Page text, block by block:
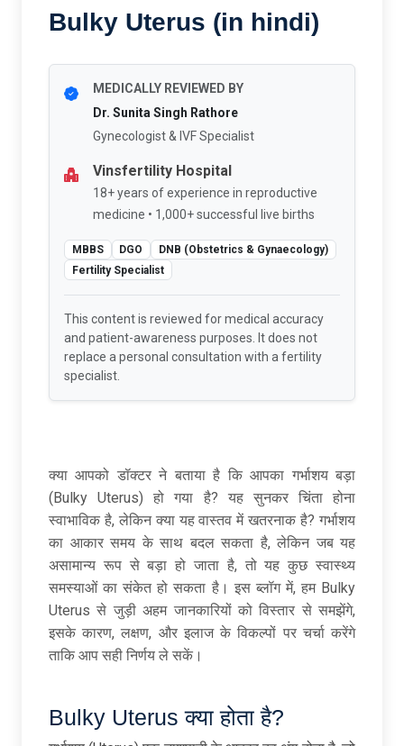
Bulky Uterus (in hindi)
MEDICALLY REVIEWED BY
Dr. Sunita Singh Rathore
Gynecologist & IVF Specialist
Vinsfertility Hospital
18+ years of experience in reproductive
medicine • 1,000+ successful live births
MBBS DGO
DNB (Obstetrics & Gynaecology)
Fertility Specialist
This content is reviewed for medical accuracy
and patient-awareness purposes. It does not
replace a personal consultation with a fertility
specialist.
क्या आपको डॉक्टर ने बताया है कि आपका गर्भाशय बड़ा
(Bulky Uterus) हो गया है? यह सुनकर चिंता होना
स्वाभाविक है, लेकिन क्या यह वास्तव में खतरनाक है? गर्भाशय
का आकार समय के साथ बदल सकता है, लेकिन जब यह
असामान्य रूप से बड़ा हो जाता है, तो यह कुछ स्वास्थ्य
समस्याओं का संकेत हो सकता है। इस ब्लॉग में, हम Bulky
Uterus से जुड़ी अहम जानकारियों को विस्तार से समझेंगे,
इसके कारण, लक्षण, और इलाज के विकल्पों पर चर्चा करेंगे
ताकि आप सही निर्णय ले सकें।
Bulky Uterus क्या होता है?